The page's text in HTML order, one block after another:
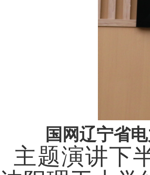
国网辽宁省
主题演讲下